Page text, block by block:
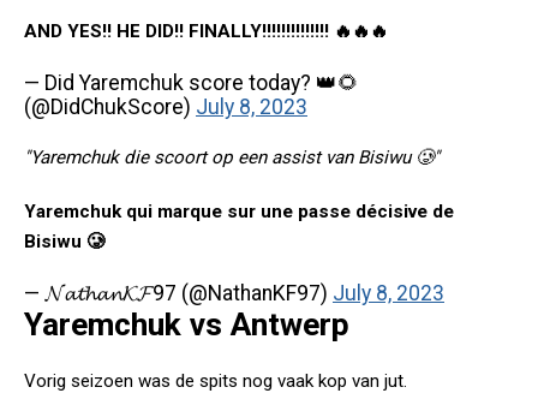
AND YES!! HE DID!! FINALLY!!!!!!!!!!!!!! 🔥🔥🔥
— Did Yaremchuk score today? 👑🌻
(@DidChukScore) July 8, 2023
"Yaremchuk die scoort op een assist van Bisiwu 🥲"
Yaremchuk qui marque sur une passe décisive de
Bisiwu 🥲
— 𝓝𝓪𝓽𝓱𝓪𝓷𝓚𝓕97 (@NathanKF97) July 8, 2023
Yaremchuk vs Antwerp
Vorig seizoen was de spits nog vaak kop van jut.